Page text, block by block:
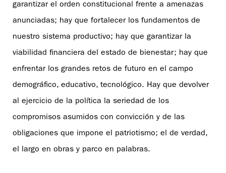
garantizar el orden constitucional frente a amenazas
anunciadas; hay que fortalecer los fundamentos de
nuestro sistema productivo; hay que garantizar la
viabilidad financiera del estado de bienestar; hay que
enfrentar los grandes retos de futuro en el campo
demográfico, educativo, tecnológico. Hay que devolver
al ejercicio de la política la seriedad de los
compromisos asumidos con convicción y de las
obligaciones que impone el patriotismo; el de verdad,
el largo en obras y parco en palabras.